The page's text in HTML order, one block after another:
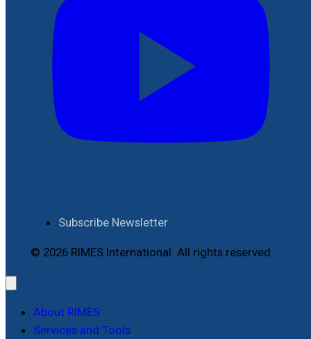
Subscribe Newsletter
© 2026 RIMES International. All rights reserved.
About RIMES
Services and Tools